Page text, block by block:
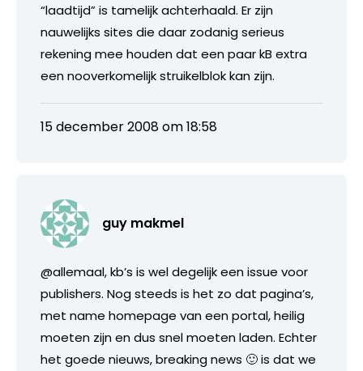
“laadtijd” is tamelijk achterhaald. Er zijn
nauwelijks sites die daar zodanig serieus
rekening mee houden dat een paar kB extra
een nooverkomelijk struikelblok kan zijn.
15 december 2008 om 18:58
guy makmel
@allemaal, kb’s is wel degelijk een issue voor
publishers. Nog steeds is het zo dat pagina’s,
met name homepage van een portal, heilig
moeten zijn en dus snel moeten laden. Echter
het goede nieuws, breaking news 🙂 is dat we